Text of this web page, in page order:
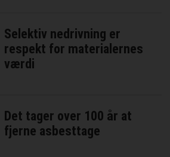
Selektiv nedrivning er
respekt for materialernes
værdi
Det tager over 100 år at
fjerne asbesttage